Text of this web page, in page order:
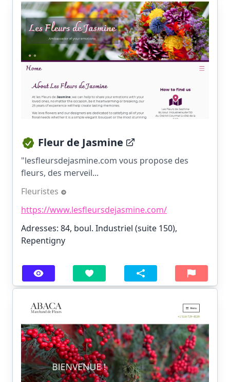
Fleur de Jasmine
"lesfleursdejasmine.com vous propose des
fleurs, des merveil...
Fleuristes
https://www.lesfleursdejasmine.com/
Adresses: 84, boul. Industriel (suite 150),
Repentigny